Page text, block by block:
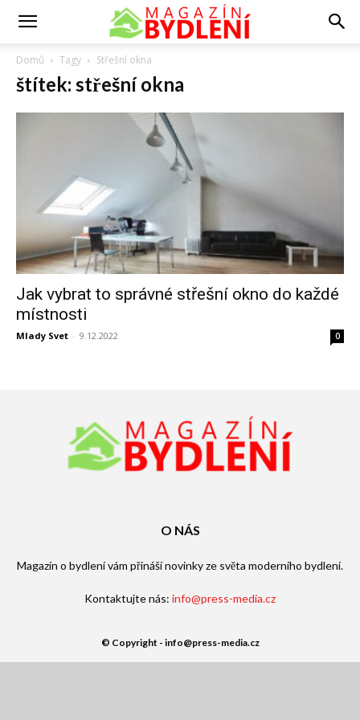
Domů Tagy Střešní okna
štítek: střešní okna
Jak vybrat to správné střešní okno do každé
místnosti
Mlady Svet - 9.12.2022 0
O NÁS
Magazín o bydlení vám přináší novinky ze světa moderního bydlení.
Kontaktujte nás: info@press-media.cz
© Copyright - info@press-media.cz